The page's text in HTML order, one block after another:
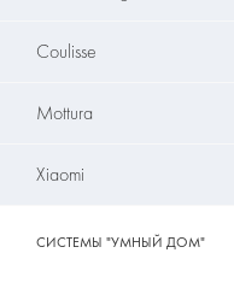
Coulisse
Mottura
Xiaomi
СИСТЕМЫ "УМНЫЙ ДОМ"